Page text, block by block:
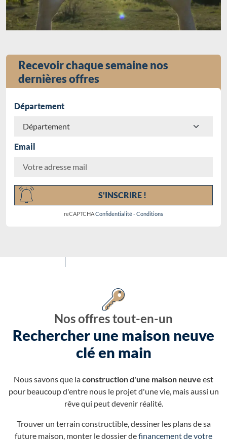
Recevoir chaque semaine nos
dernières offres
Département
Email
S'INSCRIRE !
reCAPTCHAConfidentialité-Conditions
Nos offres tout-en-un
Rechercher une maison neuve
clé en main
Nous savons que laconstruction d'une maison neuve est
pour beaucoup d'entre nous le projet d'une vie, mais aussi un
rêve qui peut devenir réalité.
Trouver un terrain constructible, dessiner les plans de sa
future maison, monter le dossier definancement de votre